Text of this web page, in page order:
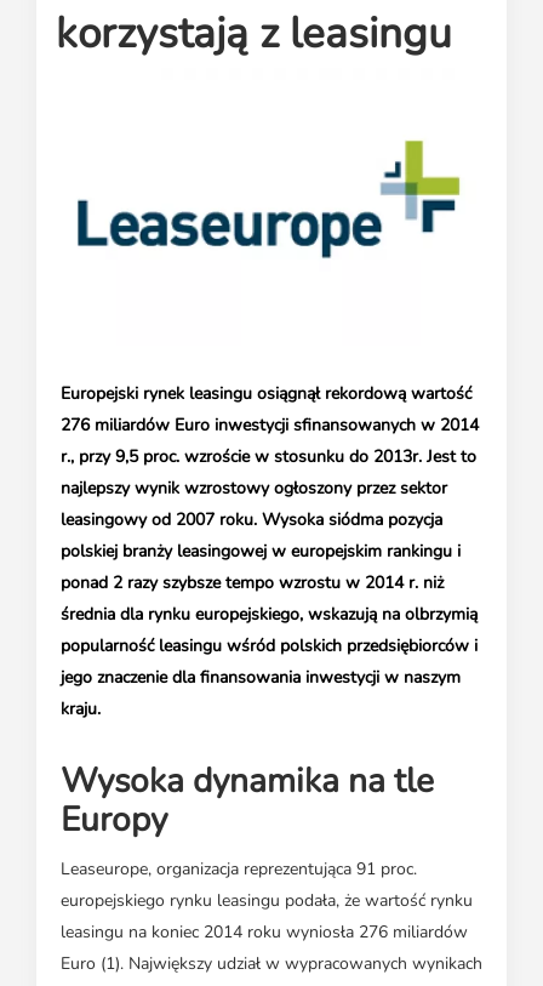
Subskrybuj Leaseletter
Materiały do pobrania
Kontakt dla mediów
Klauzule informacyjne
korzystają z leasingu
Europejski rynek leasingu osiągnął rekordową wartość
276 miliardów Euro inwestycji sfinansowanych w 2014
r., przy 9,5 proc. wzroście w stosunku do 2013r. Jest to
najlepszy wynik wzrostowy ogłoszony przez sektor
leasingowy od 2007 roku. Wysoka siódma pozycja
polskiej branży leasingowej w europejskim rankingu i
ponad 2 razy szybsze tempo wzrostu w 2014 r. niż
średnia dla rynku europejskiego, wskazują na olbrzymią
popularność leasingu wśród polskich przedsiębiorców i
jego znaczenie dla finansowania inwestycji w naszym
kraju.
Wysoka dynamika na tle
Europy
Leaseurope, organizacja reprezentująca 91 proc.
europejskiego rynku leasingu podała, że wartość rynku
leasingu na koniec 2014 roku wyniosła 276 miliardów
Euro (1). Największy udział w wypracowanych wynikach